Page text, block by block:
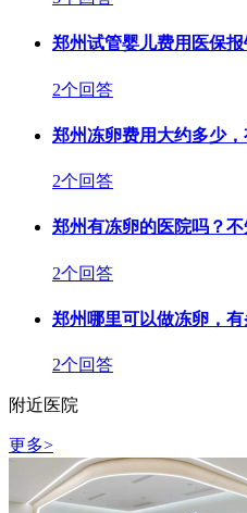
郑州试管婴儿费用医保
2个回答
郑州冻卵费用大约多少
2个回答
郑州有冻卵的医院吗？
2个回答
郑州哪里可以做冻卵，有
2个回答
附近医院
更多>